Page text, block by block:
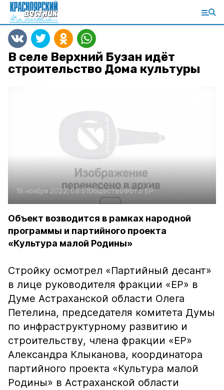
В селе Верхний Бузан идёт
строительство Дома культуры
18 ноября 2022, 08:51ОбществоФото:ЕР
Объект возводится в рамках народной
программы и партийного проекта
«Культура малой Родины»
Стройку осмотрел «Партийный десант»
в лице руководителя фракции «ЕР» в
Думе Астраханской области Олега
Петелина, председателя комитета Думы
по инфраструктурному развитию и
строительству, члена фракции «ЕР»
Александра Клыканова, координатора
партийного проекта «Культура малой
Родины» в Астраханской области